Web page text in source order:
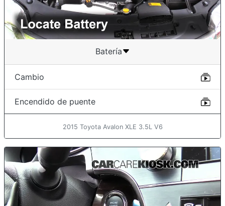
Batería
Cambio
Encendido de puente
2015 Toyota Avalon XLE 3.5L V6